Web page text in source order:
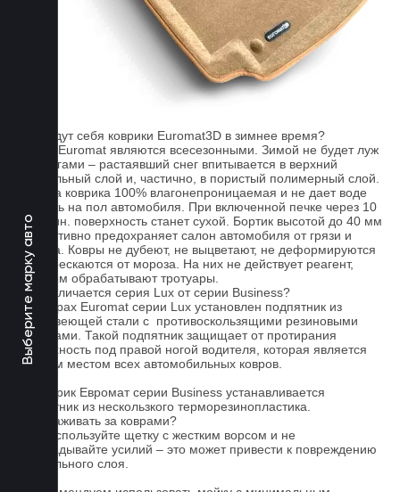
Выберите марку авто
Как ведут себя коврики Euromat3D в зимнее время?
Ковры Euromat являются всесезонными. Зимой не будет луж
под ногами – растаявший снег впитывается в верхний
текстильный слой и, частично, в пористый полимерный слой.
Основа коврика 100% влагонепроницаемая и не дает воде
попасть на пол автомобиля. При включенной печке через 10
- 15 мин. поверхность станет сухой. Бортик высотой до 40 мм
эффективно предохраняет салон автомобиля от грязи и
мусора. Ковры не дубеют, не выцветают, не деформируются
и не трескаются от мороза. На них не действует реагент,
которым обрабатывают тротуары.
Чем отличается серия Lux от серии Business?
На коврах Euromat серии Lux установлен подпятник из
нержавеющей стали с противоскользящими резиновыми
вставками. Такой подпятник защищает от протирания
поверхность под правой ногой водителя, которая является
слабым местом всех автомобильных ковров.
На коврик Евромат серии Business устанавливается
подпятник из нескользкого терморезинопластика.
Как ухаживать за коврами?
1.Не используйте щетку с жестким ворсом и не
прикладывайте усилий – это может привести к повреждению
текстильного слоя.